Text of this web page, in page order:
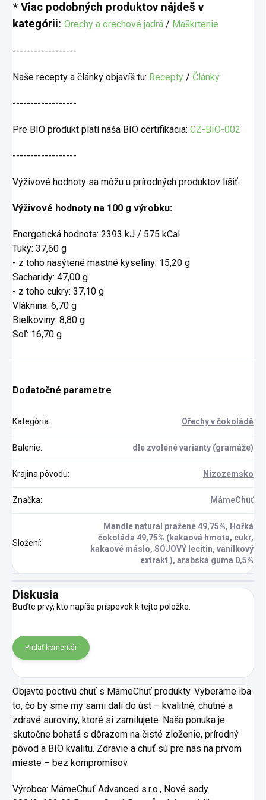
* Viac podobných produktov nájdeš v
kategórii: Orechy a orechové jadrá / Maškrtenie
------------------
Naše recepty a články objavíš tu: Recepty / Články
------------------
Pre BIO produkt platí naša BIO certifikácia: CZ-BIO-002
------------------
Výživové hodnoty sa môžu u prírodných produktov líšiť.
Výživové hodnoty na 100 g výrobku:
Energetická hodnota: 2393 kJ / 575 kCal
Tuky: 37,60 g
- z toho nasýtené mastné kyseliny: 15,20 g
Sacharidy: 47,00 g
- z toho cukry: 37,10 g
Vláknina: 6,70 g
Bielkoviny: 8,80 g
Soľ: 16,70 g
Dodatočné parametre
Kategória: Ořechy v čokoládě
Balenie: dle zvolené varianty (gramáže)
Krajina pôvodu: Nizozemsko
Značka: MámeChuť
Složení:
Mandle natural pražené 49,75%, Hořká
čokoláda 49,75% (kakaová hmota, cukr,
kakaové máslo, SÓJOVÝ lecitin, vanilkový
extrakt ), arabská guma 0,5%
Diskusia
Buďte prvý, kto napíše príspevok k tejto položke.
Pridať komentár
Objavte poctivú chuť s MámeChuť produkty. Vyberáme iba
to, čo by sme my sami dali do úst – kvalitné, chutné a
zdravé suroviny, ktoré si zamilujete. Naša ponuka je
skutočne bohatá s dôrazom na čisté zloženie, prírodný
pôvod a BIO kvalitu. Zdravie a chuť sú pre nás na prvom
mieste – bez kompromisov.
Výrobca: MámeChuť Advanced s.r.o., Nové sady